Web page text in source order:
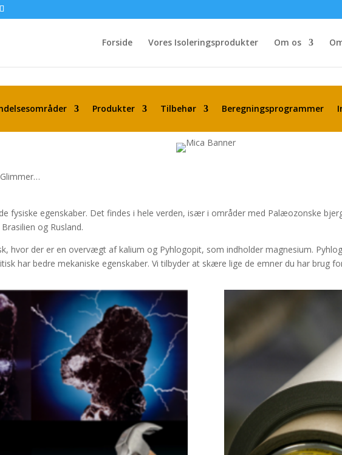
Forside Vores Isoleringsprodukter Om os
Produkter Tilbehør Beregningsprogrammer
fysiske egenskaber. Det findes i hele verden, især i områder med Palæozonske
og Rusland.
hvor der er en overvægt af kalium og Pyhlogopit, som indholder magnesium.
har bedre mekaniske egenskaber. Vi tilbyder at skære lige de emner du har brug